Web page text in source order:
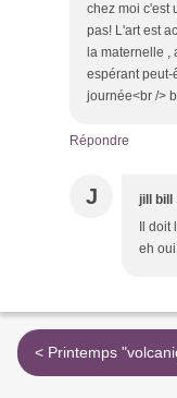
chez moi c'est
pas! L'art est
la maternelle ,
espérant peut-
journée<br />
Répondre
J jill bill
Il
eh
< Printemps